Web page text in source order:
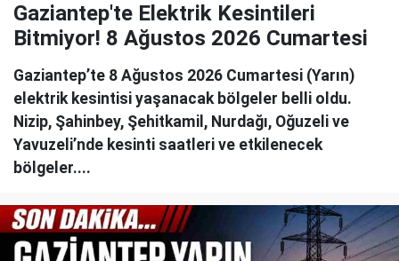
Gaziantep'te Elektrik Kesintileri
Bitmiyor! 8 Ağustos 2026 Cumartesi
Gaziantep’te 8 Ağustos 2026 Cumartesi (Yarın)
elektrik kesintisi yaşanacak bölgeler belli oldu.
Nizip, Şahinbey, Şehitkamil, Nurdağı, Oğuzeli ve
Yavuzeli’nde kesinti saatleri ve etkilenecek
bölgeler....